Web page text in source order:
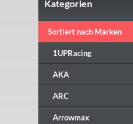
Kategorien
Sortiert nach Marken
1UPRacing
AKA
ARC
Arrowmax